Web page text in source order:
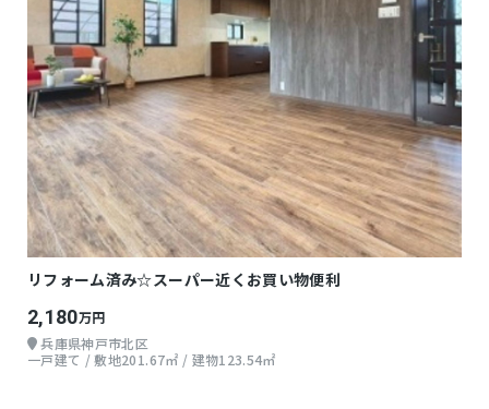
リフォーム済み☆スーパー近くお買い物便利
2,180万円
兵庫県神戸市北区
一戸建て / 敷地201.67㎡ / 建物123.54㎡